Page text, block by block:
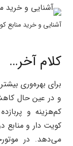
آشنایی و خرید منابع
کلام آخر…
برای بهره‌وری
و در عین حال
کم‌هزینه و
کویت دار و منابع
می‌دهد. در